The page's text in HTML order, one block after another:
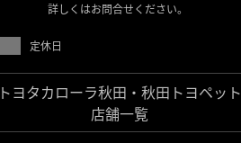
詳しくはお問合せください。
定休日
トヨタカローラ秋田・秋田トヨペット
店舗一覧